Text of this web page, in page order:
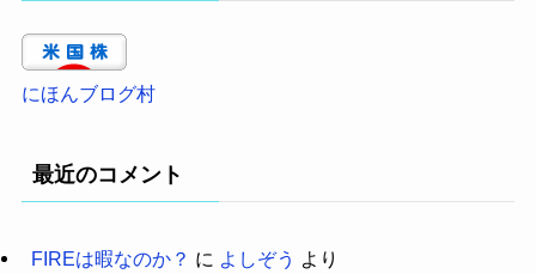
にほんブログ村
最近のコメント
FIREは暇なのか？ に よしぞう より